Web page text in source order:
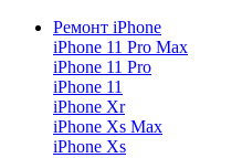
Ремонт iPhone
iPhone 11 Pro Max
iPhone 11 Pro
iPhone 11
iPhone Xr
iPhone Xs Max
iPhone Xs